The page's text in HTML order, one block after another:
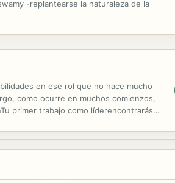
-replantearse la naturaleza de la
en ese rol que no hace mucho
como ocurre en muchos comienzos,
primer trabajo como líderencontrarás